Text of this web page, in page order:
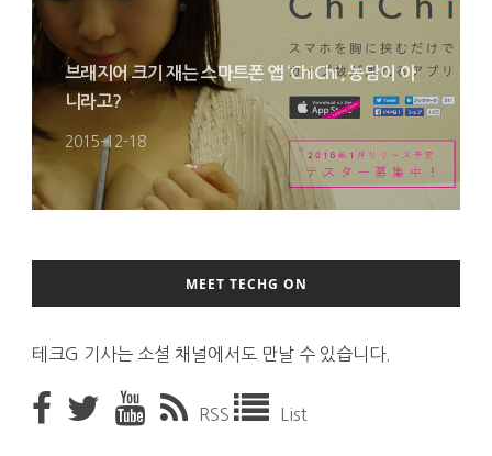
브래지어 크기 재는 스마트폰 앱 ‘ChiChi’, 농담이 아
니라고?
2015-12-18
MEET TECHG ON
테크G 기사는 소셜 채널에서도 만날 수 있습니다.
RSS List